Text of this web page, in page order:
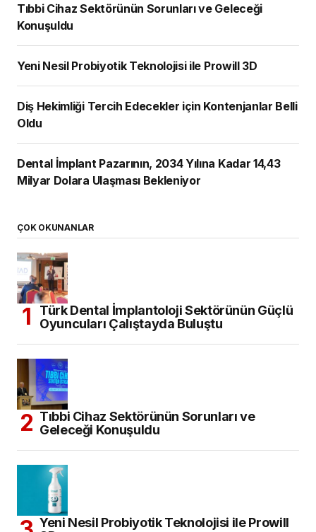
Tıbbi Cihaz Sektörünün Sorunları ve Geleceği
Konuşuldu
Yeni Nesil Probiyotik Teknolojisi ile Prowill 3D
Diş Hekimliği Tercih Edecekler için Kontenjanlar Belli
Oldu
Dental İmplant Pazarının, 2034 Yılına Kadar 14,43
Milyar Dolara Ulaşması Bekleniyor
ÇOK OKUNANLAR
Türk Dental İmplantoloji Sektörünün Güçlü
Oyuncuları Çalıştayda Buluştu
Tıbbi Cihaz Sektörünün Sorunları ve
Geleceği Konuşuldu
Yeni Nesil Probiyotik Teknolojisi ile Prowill